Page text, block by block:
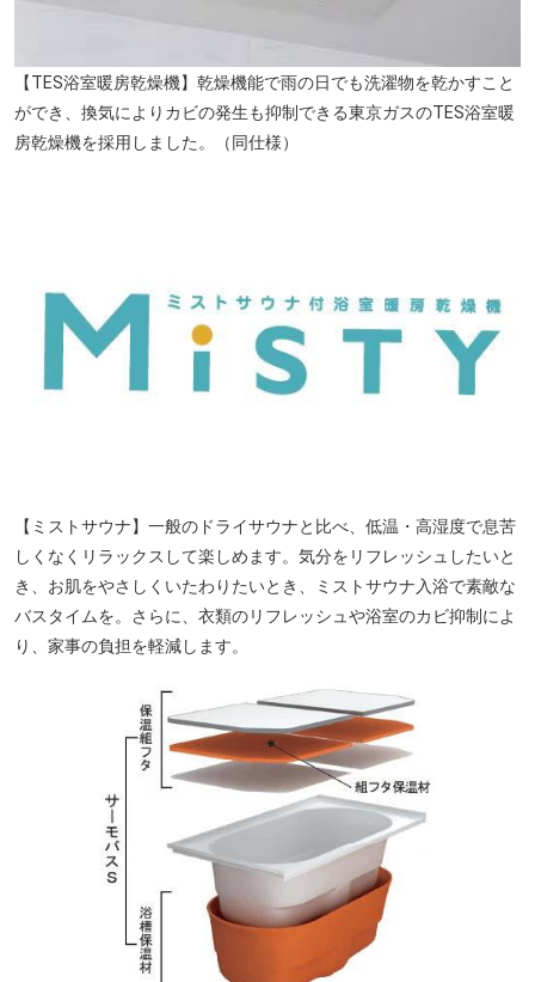
【TES浴室暖房乾燥機】乾燥機能で雨の日でも洗濯物を乾かすこと
ができ、換気によりカビの発生も抑制できる東京ガスのTES浴室暖
房乾燥機を採用しました。（同仕様）
【ミストサウナ】一般のドライサウナと比べ、低温・高湿度で息苦
しくなくリラックスして楽しめます。気分をリフレッシュしたいと
き、お肌をやさしくいたわりたいとき、ミストサウナ入浴で素敵な
バスタイムを。さらに、衣類のリフレッシュや浴室のカビ抑制によ
り、家事の負担を軽減します。